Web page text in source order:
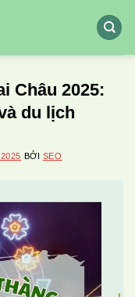
Châu 2025:
du lịch
BỞI SEO